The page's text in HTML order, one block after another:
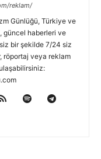
reklam/
Günlüğü, Türkiye ve
güncel haberleri ve
bir şekilde 7/24 siz
röportaj veya reklam